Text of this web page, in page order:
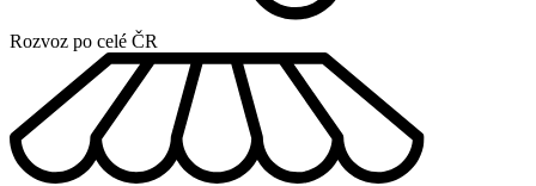
Rozvoz po celé ČR